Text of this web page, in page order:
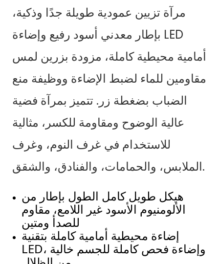
مرآة تزيين عمودية طويلة جدًا وذكية،
بإطار معدني أسود رفيع وإضاءة LED
أمامية محيطية كاملة، مزودة بزرين لمس
مقاومين للماء لضبط الإضاءة ووظيفة منع
الضباب بضغطة زر. تتميز بمرآة فضية
عالية الوضوح ومقاومة للكسر، مثالية
للاستخدام في غرف النوم، وغرف
الملابس، والحمامات، والفنادق، والشقق.
هيكل طويل كامل الطول بإطار من
الألومنيوم الأسود غير اللامع، مقاوم
للصدأ ومتين
إضاءة محيطية أمامية كاملة بتقنية
LED، وإضاءة فحص كاملة للجسم خالية